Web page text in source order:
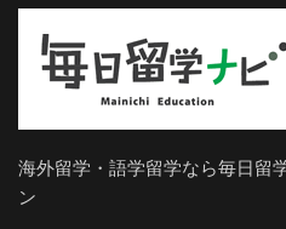
海外留学・語学留学なら毎日留
ン